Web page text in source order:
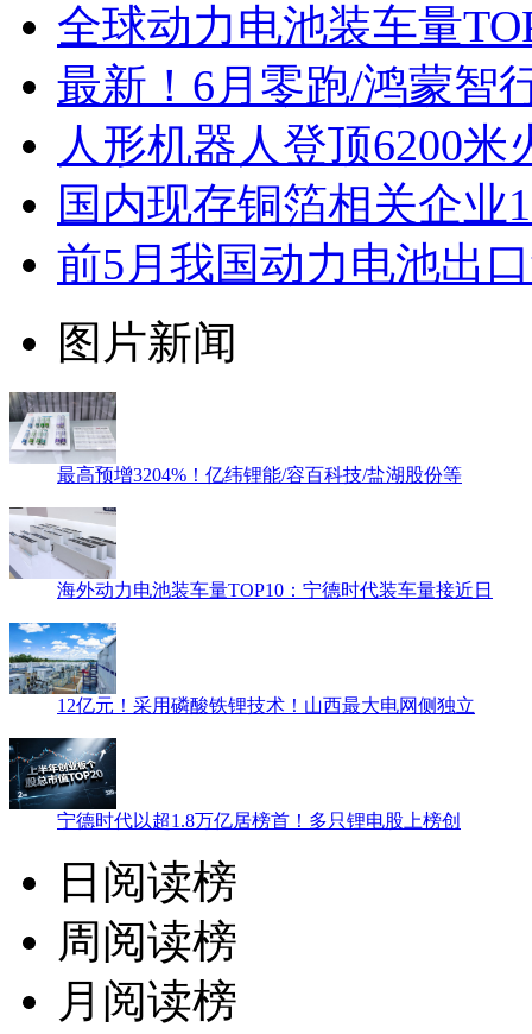
全球动力电池装车量
最新！6月零跑/鸿蒙智
人形机器人登顶6200
国内现存铜箔相关企业
前5月我国动力电池出
图片新闻
最高预增3204%！亿纬锂能/容百科技/盐湖股份等
海外动力电池装车量TOP10：宁德时代装车量接近日
12亿元！采用磷酸铁锂技术！山西最大电网侧独立
宁德时代以超1.8万亿居榜首！多只锂电股上榜创
日阅读榜
周阅读榜
月阅读榜